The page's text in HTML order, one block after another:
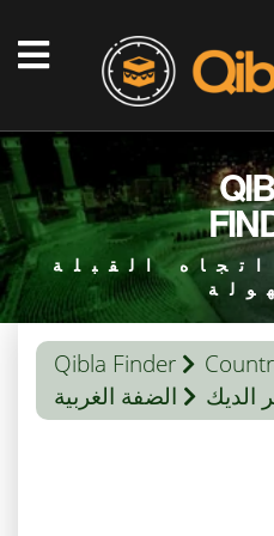
القبلة
Qibla Finder
الضفة الغربية
الديك